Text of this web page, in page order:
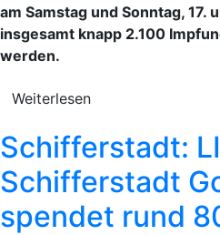
am Samstag und Sonntag, 17.
insgesamt knapp 2.100
werden.
Weiterlesen
Schifferstadt:
Schifferstadt
spendet rund